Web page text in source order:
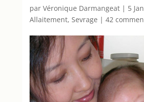
par Véronique Darmangeat| 5
Allaitement, Sevrage | 42